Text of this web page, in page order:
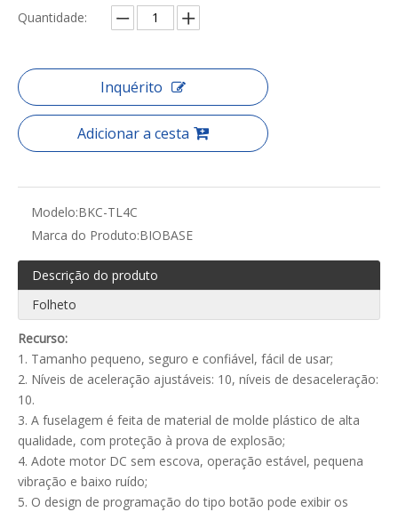
Quantidade:
Inquérito
Adicionar a cesta
Modelo:BKC-TL4C
Marca do Produto:BIOBASE
Descrição do produto
Folheto
Recurso:
1. Tamanho pequeno, seguro e confiável, fácil de usar;
2. Níveis de aceleração ajustáveis: 10, níveis de desaceleração:
10.
3. A fuselagem é feita de material de molde plástico de alta
qualidade, com proteção à prova de explosão;
4. Adote motor DC sem escova, operação estável, pequena
vibração e baixo ruído;
5. O design de programação do tipo botão pode exibir os